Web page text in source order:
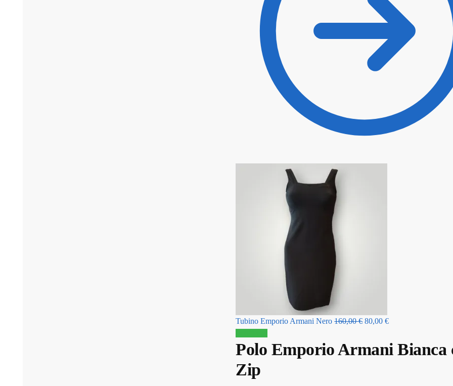
Tubino Emporio Armani Nero 160,00€ 80,00€
Polo Emporio Armani Bianca
Zip